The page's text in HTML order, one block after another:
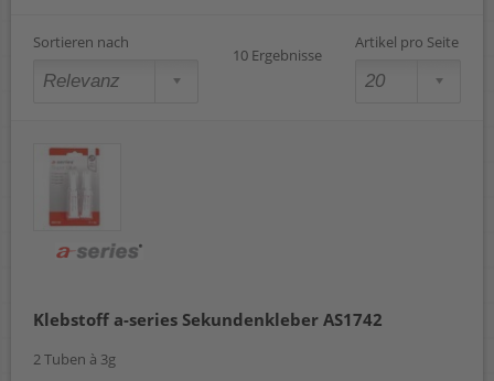
Sortieren nach
10 Ergebnisse
Artikel pro Seite
Klebstoff a-series Sekundenkleber AS1742
2 Tuben à 3g